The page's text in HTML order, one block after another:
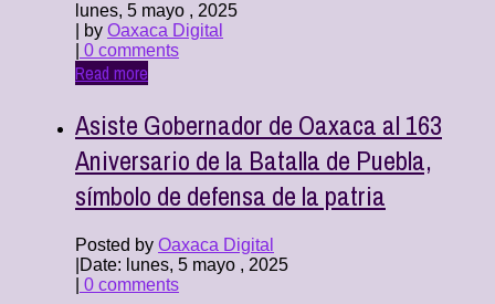
lunes, 5 mayo , 2025
| by Oaxaca Digital
0 comments
Read more
Asiste Gobernador de Oaxaca al 163
Aniversario de la Batalla de Puebla,
símbolo de defensa de la patria
Posted by Oaxaca Digital
Date: lunes, 5 mayo , 2025
0 comments